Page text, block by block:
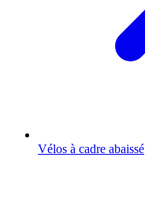
Vélos à cadre abaissé